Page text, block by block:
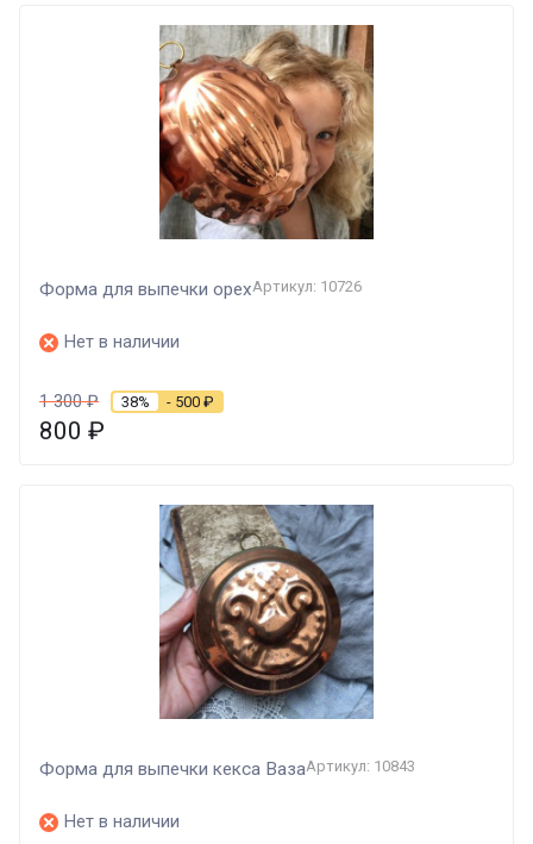
Форма для выпечки орехАртикул: 10726
Нет в наличии
1 300₽ 38% - 500 ₽
800 ₽
Форма для выпечки кекса ВазаАртикул: 10843
Нет в наличии